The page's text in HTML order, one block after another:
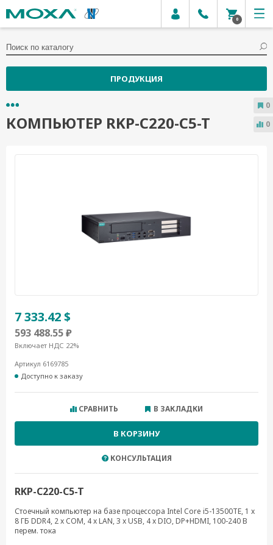
0
ПРОДУКЦИЯ
КОМПЬЮТЕР RKP-C220-C5-T
7 333.42 $
593 488.55 ₽
Включает НДС 22%
Артикул 6169785
Доступно к заказу
СРАВНИТЬ В ЗАКЛАДКИ
В КОРЗИНУ
КОНСУЛЬТАЦИЯ
RKP-C220-C5-T
Стоечный компьютер на базе процессора Intel Core i5-13500TE, 1 x
8 ГБ DDR4, 2 x COM, 4 x LAN, 3 x USB, 4 x DIO, DP+HDMI, 100-240 В
перем. тока
0
0